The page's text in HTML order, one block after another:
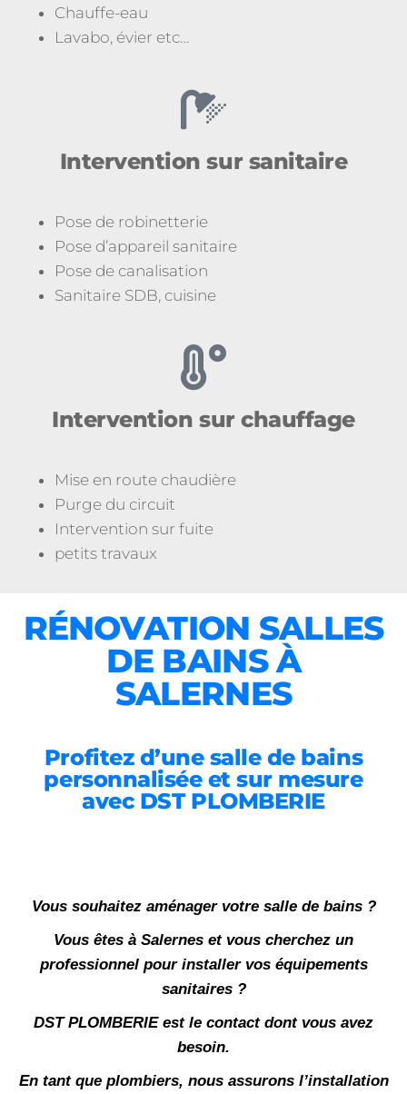
Chauffe-eau
Lavabo, évier etc…
Intervention sur sanitaire
Pose de robinetterie
Pose d’appareil sanitaire
Pose de canalisation
Sanitaire SDB, cuisine
Intervention sur chauffage
Mise en route chaudière
Purge du circuit
Intervention sur fuite
petits travaux
RÉNOVATION SALLES
DE BAINS À
SALERNES
Profitez d’une salle de bains
personnalisée et sur mesure
avec DST PLOMBERIE
Vous souhaitez aménager votre salle de bains ?
Vous êtes à Salernes et vous cherchez un
professionnel pour installer vos équipements
sanitaires ?
DST PLOMBERIE est le contact dont vous avez
besoin.
En tant que plombiers, nous assurons l’installation